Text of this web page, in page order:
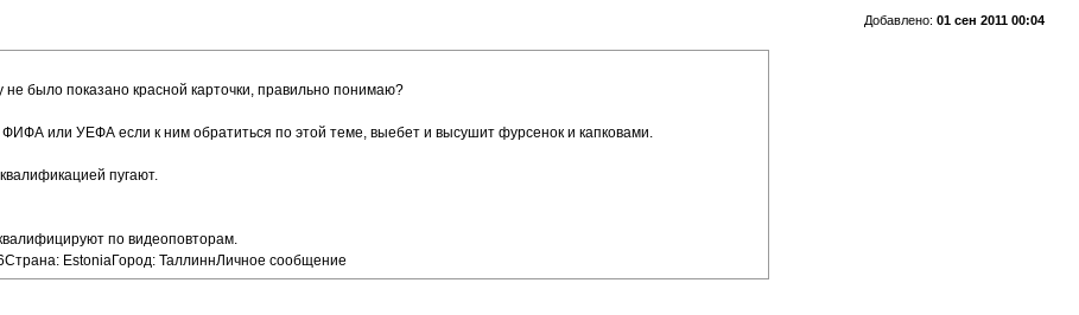
Добавлено: 01 сен 2011 00:04
было показано красной карточки, правильно понимаю?
ФИФА или УЕФА если к ним обратиться по этой теме, выебет и высушит фурсенок и капковами.
пугают.
по видеоповторам.
EstoniaГород: ТаллиннЛичное сообщение